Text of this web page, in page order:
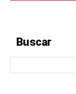
Buscar